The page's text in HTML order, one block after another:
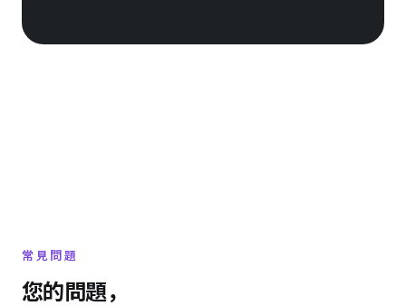
常見問題
您的問題，